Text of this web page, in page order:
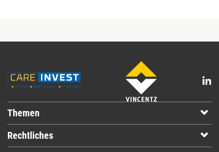
Themen
Rechtliches